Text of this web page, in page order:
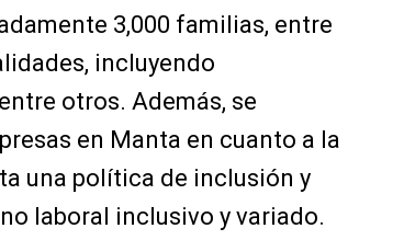
3,000 familias, entre
incluyendo
otros. Además, se
en Manta en cuanto a la
una política de inclusión y
laboral inclusivo y variado.